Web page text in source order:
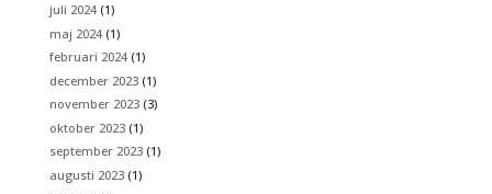
juli 2024(1)
maj 2024(1)
februari 2024(1)
december 2023(1)
november 2023(3)
oktober 2023(1)
september 2023(1)
augusti 2023(1)